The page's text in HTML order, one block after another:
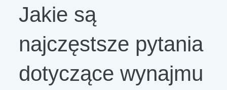
Jakie są
najczęstsze pytania
dotyczące wynajmu